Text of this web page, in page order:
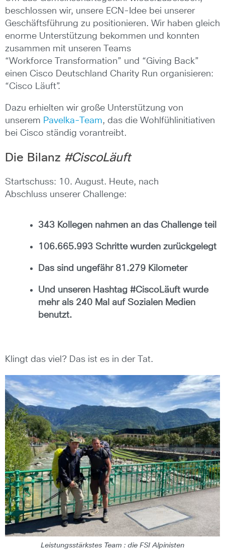
beschlossen wir, unsere ECN-Idee bei unserer
Geschäftsführung zu positionieren. Wir haben gleich
enorme Unterstützung bekommen und konnten
zusammen mit unseren Teams
“Workforce Transformation” und “Giving Back”
einen Cisco Deutschland Charity Run organisieren:
“Cisco Läuft”.
Dazu erhielten wir große Unterstützung von
unserem Pavelka-Team, das die Wohlfühlinitiativen
bei Cisco ständig vorantreibt.
Die Bilanz #CiscoLäuft
Startschuss: 10. August. Heute, nach
Abschluss unserer Challenge:
343 Kollegen nahmen an das Challenge teil
106.665.993 Schritte wurden zurückgelegt
Das sind ungefähr 81.279 Kilometer
Und unseren Hashtag #CiscoLäuft wurde
mehr als 240 Mal auf Sozialen Medien
benutzt.
Klingt das viel? Das ist es in der Tat.
Leistungsstärkstes Team : die FSI Alpinisten